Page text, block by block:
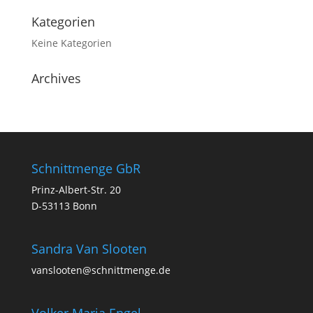
Kategorien
Keine Kategorien
Archives
Schnittmenge GbR
Prinz-Albert-Str. 20
D-53113 Bonn
Sandra Van Slooten
vanslooten@schnittmenge.de